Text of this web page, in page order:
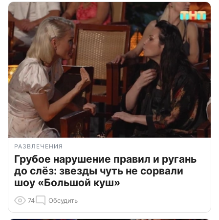
РАЗВЛЕЧЕНИЯ
Грубое нарушение правил и ругань
до слёз: звезды чуть не сорвали
шоу «Большой куш»
74 Обсудить